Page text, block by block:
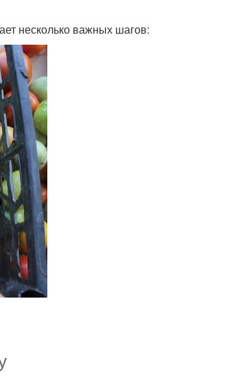
несколько важных шагов: